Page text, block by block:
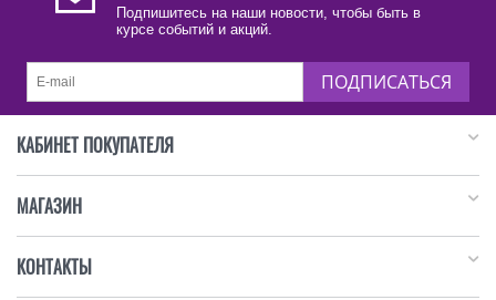
Подпишитесь на наши новости, чтобы быть в
курсе событий и акций.
ПОДПИСАТЬСЯ
КАБИНЕТ ПОКУПАТЕЛЯ
МАГАЗИН
КОНТАКТЫ